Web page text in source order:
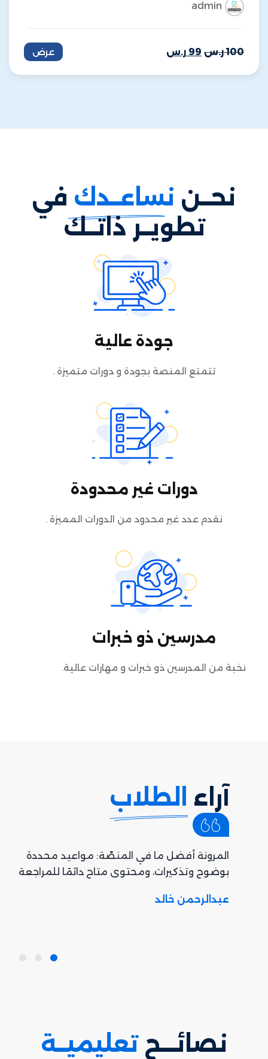
admin
100 ر.س 99 ر.س عرض
نحــن نساعــدك في
تطويــر ذاتــك
جودة عالية
تتمتع المنصة بجودة و دورات متميزة .
دورات غير محدودة
نقدم عدد غير محدود من الدورات المميزة .
مدرسين ذو خبرات
نخبة من المدرسين ذو خبرات و مهارات عالية.
آراء الطلاب
المرونة أفضل ما في المنصّة: مواعيد محددة
بوضوح وتذكيرات، ومحتوى متاح دائمًا للمراجعة
عبدالرحمن خالد
نصائـــح تعليميــة